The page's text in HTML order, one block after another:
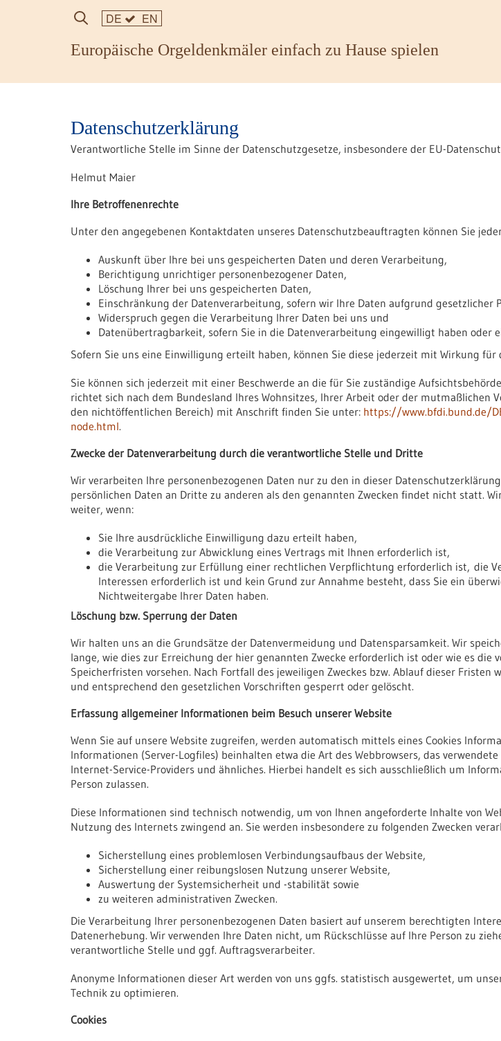
Europäische Orgeldenkmäler einfach zu Hause spielen
DE EN
Datenschutzerklärung
Verantwortliche Stelle im Sinne der Datenschutzgesetze, insbesondere der EU-
Helmut Maier
Ihre Betroffenenrechte
Unter den angegebenen Kontaktdaten unseres Datenschutzbeauftragten können Sie
Auskunft über Ihre bei uns gespeicherten Daten und deren Verarbeitung,
Berichtigung unrichtiger personenbezogener Daten,
Löschung Ihrer bei uns gespeicherten Daten,
Einschränkung der Datenverarbeitung, sofern wir Ihre Daten aufgrund gesetzlicher
Widerspruch gegen die Verarbeitung Ihrer Daten bei uns und
Datenübertragbarkeit, sofern Sie in die Datenverarbeitung eingewilligt haben oder
Sofern Sie uns eine Einwilligung erteilt haben, können Sie diese jederzeit mit Wirkung
Sie können sich jederzeit mit einer Beschwerde an die für Sie zuständige
richtet sich nach dem Bundesland Ihres Wohnsitzes, Ihrer Arbeit oder der mutmaßlichen
den nichtöffentlichen Bereich) mit Anschrift finden Sie unter: https://www.bfdi.bund.de/
node.html.
Zwecke der Datenverarbeitung durch die verantwortliche Stelle und Dritte
Wir verarbeiten Ihre personenbezogenen Daten nur zu den in dieser
persönlichen Daten an Dritte zu anderen als den genannten Zwecken findet nicht statt.
weiter, wenn:
Sie Ihre ausdrückliche Einwilligung dazu erteilt haben,
die Verarbeitung zur Abwicklung eines Vertrags mit Ihnen erforderlich ist,
die Verarbeitung zur Erfüllung einer rechtlichen Verpflichtung erforderlich ist, die
Interessen erforderlich ist und kein Grund zur Annahme besteht, dass Sie ein
Nichtweitergabe Ihrer Daten haben.
Löschung bzw. Sperrung der Daten
Wir halten uns an die Grundsätze der Datenvermeidung und Datensparsamkeit. Wir
lange, wie dies zur Erreichung der hier genannten Zwecke erforderlich ist oder wie es die
Speicherfristen vorsehen. Nach Fortfall des jeweiligen Zweckes bzw. Ablauf dieser
und entsprechend den gesetzlichen Vorschriften gesperrt oder gelöscht.
Erfassung allgemeiner Informationen beim Besuch unserer Website
Wenn Sie auf unsere Website zugreifen, werden automatisch mittels eines Cookies
Informationen (Server-Logfiles) beinhalten etwa die Art des Webbrowsers, das
Internet-Service-Providers und ähnliches. Hierbei handelt es sich ausschließlich um
Person zulassen.
Diese Informationen sind technisch notwendig, um von Ihnen angeforderte Inhalte von
Nutzung des Internets zwingend an. Sie werden insbesondere zu folgenden Zwecken
Sicherstellung eines problemlosen Verbindungsaufbaus der Website,
Sicherstellung einer reibungslosen Nutzung unserer Website,
Auswertung der Systemsicherheit und -stabilität sowie
zu weiteren administrativen Zwecken.
Die Verarbeitung Ihrer personenbezogenen Daten basiert auf unserem berechtigten
Datenerhebung. Wir verwenden Ihre Daten nicht, um Rückschlüsse auf Ihre Person zu
verantwortliche Stelle und ggf. Auftragsverarbeiter.
Anonyme Informationen dieser Art werden von uns ggfs. statistisch ausgewertet, um
Technik zu optimieren.
Cookies